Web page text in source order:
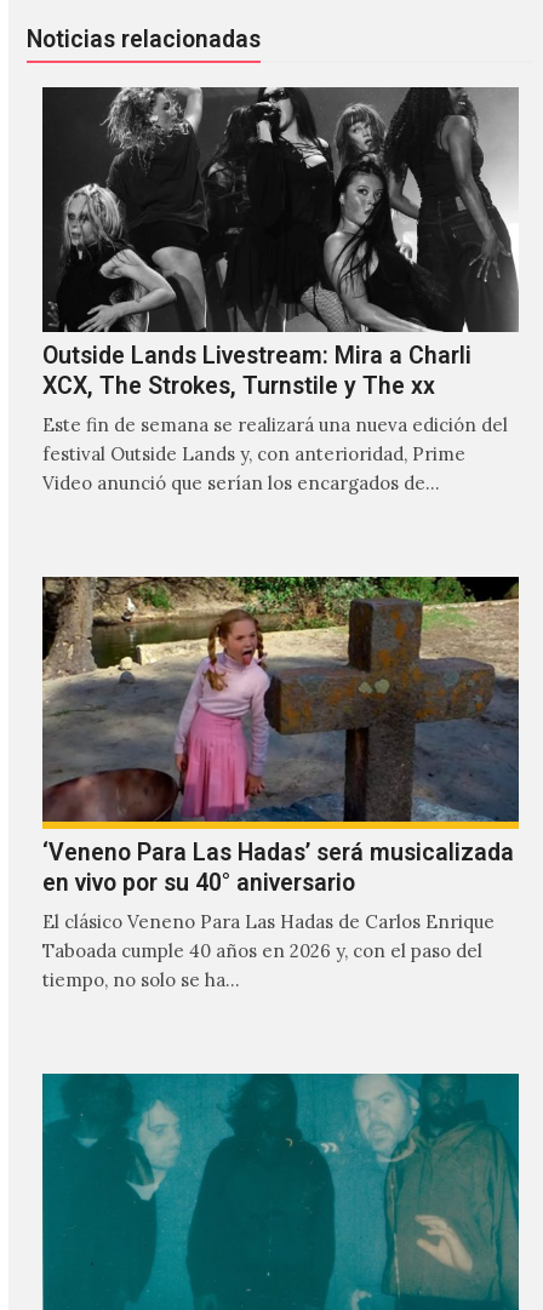
Noticias relacionadas
Outside Lands Livestream: Mira a Charli
XCX, The Strokes, Turnstile y The xx
Este fin de semana se realizará una nueva edición del
festival Outside Lands y, con anterioridad, Prime
Video anunció que serían los encargados de
‘Veneno Para Las Hadas’ será musicalizada
en vivo por su 40° aniversario
El clásico Veneno Para Las Hadas de Carlos Enrique
Taboada cumple 40 años en 2026 y, con el paso del
tiempo, no solo se ha…